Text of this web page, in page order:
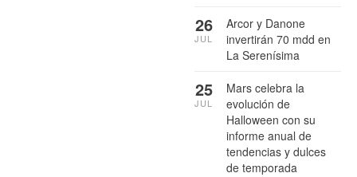
Arcor y Danone
invertirán 70 mdd en
La Serenísima
26
JUL
Mars celebra la
evolución de
Halloween con su
informe anual de
tendencias y dulces
de temporada
25
JUL